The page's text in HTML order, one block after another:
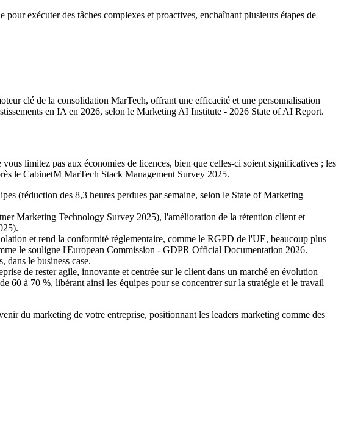
exécuter des tâches complexes et proactives, enchaînant plusieurs étapes de
clé de la consolidation MarTech, offrant une efficacité et une personnalisation
en IA en 2026, selon le Marketing AI Institute - 2026 State of AI Report.
limitez pas aux économies de licences, bien que celles-ci soient significatives ; les
le CabinetM MarTech Stack Management Survey 2025.
(réduction des 8,3 heures perdues par semaine, selon le State of Marketing
Marketing Technology Survey 2025), l'amélioration de la rétention client et
et rend la conformité réglementaire, comme le RGPD de l'UE, beaucoup plus
le souligne l'European Commission - GDPR Official Documentation 2026.
dans le business case.
de rester agile, innovante et centrée sur le client dans un marché en évolution
60 à 70 %, libérant ainsi les équipes pour se concentrer sur la stratégie et le travail
du marketing de votre entreprise, positionnant les leaders marketing comme des